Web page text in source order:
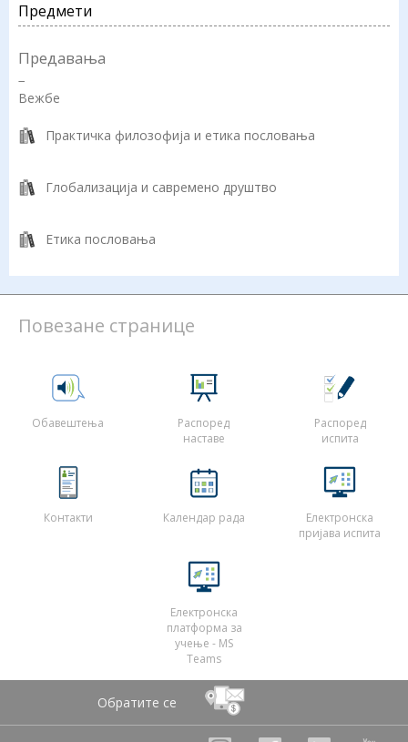
Предмети
Предавања
−
Вежбе
Практичка филозофија и етика пословања
Глобализација и савремено друштво
Етика пословања
Повезане странице
Обавештења
Распоред
наставе
Распоред
испита
Контакти Календар рада
Електронска
пријава испита
Електронска
платформа за
учење - MS
Teams
Обратите се